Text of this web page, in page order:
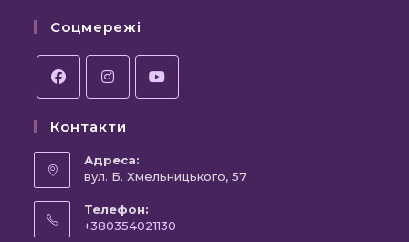
Соцмережі
в
новій
вкладці
в
новій
вкладці
новій
вкладці
Контакти
Адреса:
вул. Б. Хмельницького, 57
Телефон:
+380354021130